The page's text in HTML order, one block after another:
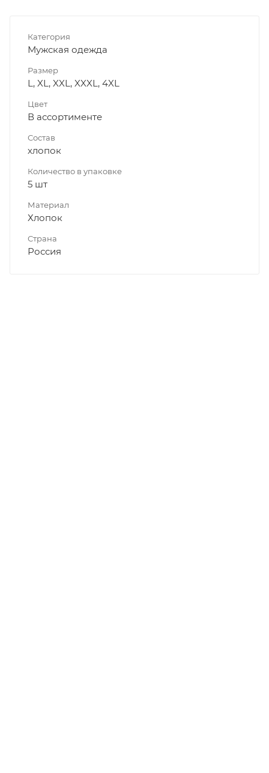
Категория
Мужская одежда
Размер
L, XL, XXL, XXXL, 4XL
Цвет
В ассортименте
Состав
хлопок
Количество в упаковке
5 шт
Материал
Хлопок
Страна
Россия